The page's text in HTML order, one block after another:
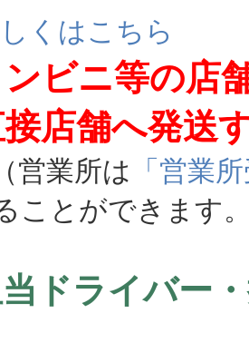
くはこちら
ビニ等の店
店舗へ発送
業所は 「営業
ことができます
当ドライバー